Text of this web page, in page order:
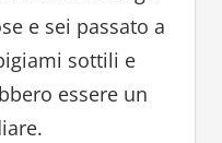
e sei passato a
sottili e
essere un